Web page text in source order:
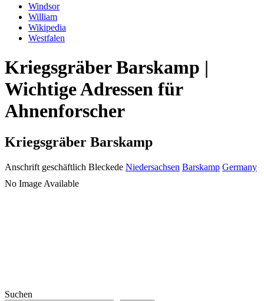
Windsor
William
Wikipedia
Westfalen
Kriegsgräber Barskamp |
Wichtige Adressen für
Ahnenforscher
Kriegsgräber Barskamp
Anschrift geschäftlich Bleckede Niedersachsen Barskamp Germany
No Image Available
Suchen